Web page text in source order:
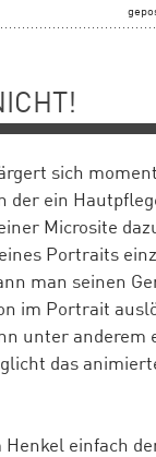
sich
der ein
Microsite
Portraits
man seinen
im Portrait
unter anderem
das
einfach